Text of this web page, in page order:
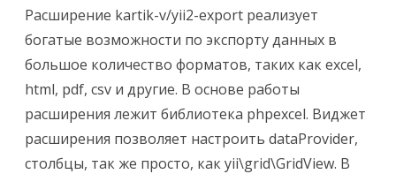
в
excel,
pdf,
csv
и
другие
форматы
Расширение kartik-v/yii2-export реализует
богатые возможности по экспорту данных в
большое количество форматов, таких как excel,
html, pdf, csv и другие. В основе работы
расширения лежит библиотека phpexcel. Виджет
расширения позволяет настроить dataProvider,
столбцы, так же просто, как yii\grid\GridView. В